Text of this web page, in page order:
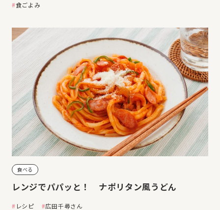
食ごよみ
食べる
レンジでパパッと！ ナポリタン風うどん
レシピ 広田千尋さん